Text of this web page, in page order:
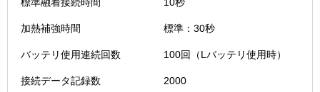
標準融着接続時間 10秒
加熱補強時間 標準：30秒
バッテリ使用連続回数 100回（Lバッテリ使用時）
接続データ記録数 2000